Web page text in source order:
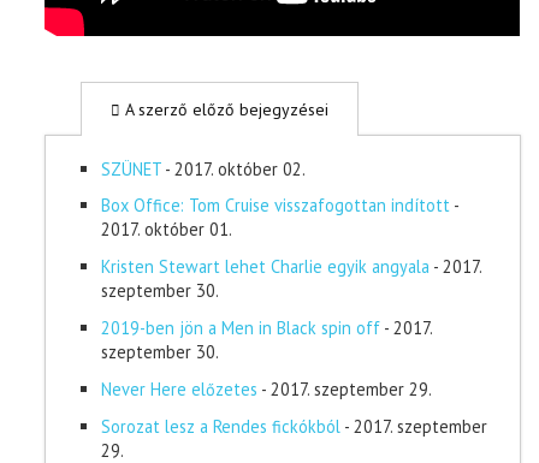
A szerző előző bejegyzései
SZÜNET - 2017. október 02.
Box Office: Tom Cruise visszafogottan indított -
2017. október 01.
Kristen Stewart lehet Charlie egyik angyala - 2017.
szeptember 30.
2019-ben jön a Men in Black spin off - 2017.
szeptember 30.
Never Here előzetes - 2017. szeptember 29.
Sorozat lesz a Rendes fickókból - 2017. szeptember
29.